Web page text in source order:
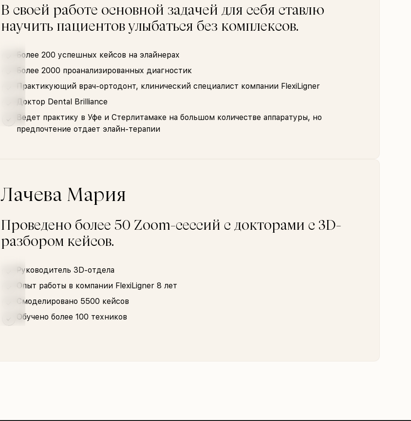
В своей работе основной задачей для себя ставлю
научить пациентов улыбаться без комплексов.
Более 200 успешных кейсов на элайнерах
Более 2000 проанализированных диагностик
Практикующий врач-ортодонт, клинический специалист компании FlexiLigner
Доктор Dental Brilliance
Ведет практику в Уфе и Стерлитамаке на большом количестве аппаратуры, но
предпочтение отдает элайн-терапии
Лачева Мария
Проведено более 50 Zoom-сессий с докторами с 3D-
разбором кейсов.
Руководитель 3D-отдела
Опыт работы в компании FlexiLigner 8 лет
Смоделировано 5500 кейсов
Обучено более 100 техников